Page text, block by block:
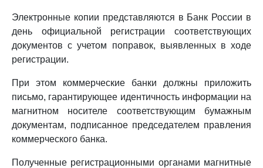
Электронные копии представляются в Банк России в
день официальной регистрации соответствующих
документов с учетом поправок, выявленных в ходе
регистрации.
При этом коммерческие банки должны приложить
письмо, гарантирующее идентичность информации на
магнитном носителе соответствующим бумажным
документам, подписанное председателем правления
коммерческого банка.
Полученные регистрационными органами магнитные